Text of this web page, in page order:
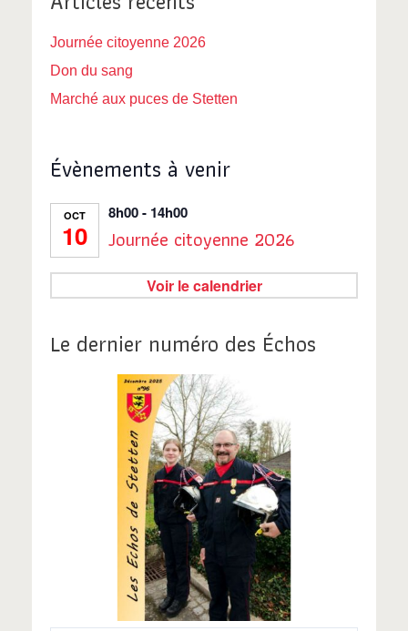
Journée citoyenne 2026
Don du sang
Marché aux puces de Stetten
Évènements à venir
OCT
10
8h00- 14h00
Journée citoyenne 2026
Voir le calendrier
Le dernier numéro des Échos